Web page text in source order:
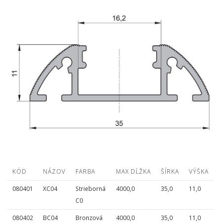
KÓD NÁZOV FARBA MAX DĹŽKA ŠÍRKA VÝŠKA
080401 XC04
Strieborná
C0
4000,0 35,0 11,0
080402 BC04
Bronzová
4000,0 35,0 11,0